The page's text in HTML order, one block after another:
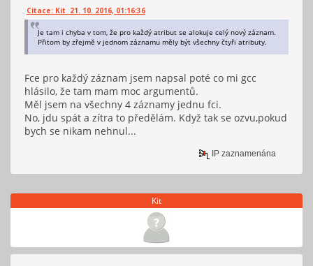
Citace: Kit 21. 10. 2016, 01:16:36
Je tam i chyba v tom, že pro každý atribut se alokuje celý nový záznam.
Přitom by zřejmě v jednom záznamu měly být všechny čtyři atributy.
Fce pro každý záznam jsem napsal poté co mi gcc
hlásilo, že tam mam moc argumentů.
Měl jsem na všechny 4 záznamy jednu fci.
No, jdu spát a zítra to předělám. Když tak se ozvu,pokud
bych se nikam nehnul...
IP zaznamenána
Kit